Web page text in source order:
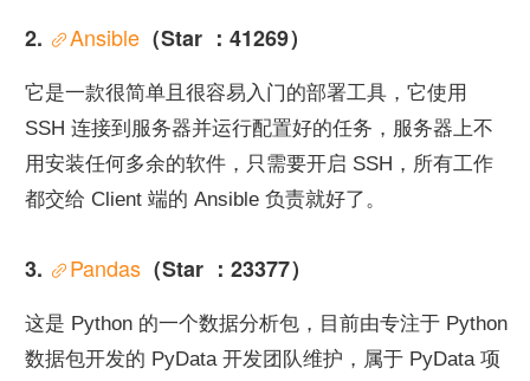
2. Ansible （Star ：41269）
它是一款很简单且很容易入门的部署工具，它使用
SSH 连接到服务器并运行配置好的任务，服务器上不
用安装任何多余的软件，只需要开启 SSH，所有工作
都交给 Client 端的 Ansible 负责就好了。
3. Pandas （Star ：23377）
这是 Python 的一个数据分析包，目前由专注于 Python
数据包开发的 PyData 开发团队维护，属于 PyData 项